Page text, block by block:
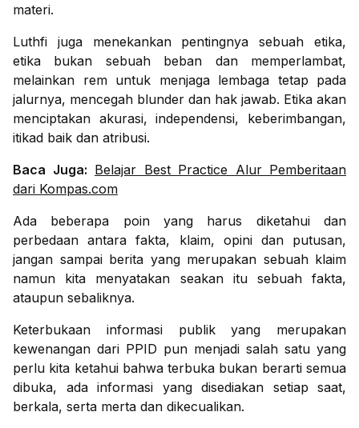
materi.
Luthfi juga menekankan pentingnya sebuah etika,
etika bukan sebuah beban dan memperlambat,
melainkan rem untuk menjaga lembaga tetap pada
jalurnya, mencegah blunder dan hak jawab. Etika akan
menciptakan akurasi, independensi, keberimbangan,
itikad baik dan atribusi.
Baca Juga: Belajar Best Practice Alur Pemberitaan
dari Kompas.com
Ada beberapa poin yang harus diketahui dan
perbedaan antara fakta, klaim, opini dan putusan,
jangan sampai berita yang merupakan sebuah klaim
namun kita menyatakan seakan itu sebuah fakta,
ataupun sebaliknya.
Keterbukaan informasi publik yang merupakan
kewenangan dari PPID pun menjadi salah satu yang
perlu kita ketahui bahwa terbuka bukan berarti semua
dibuka, ada informasi yang disediakan setiap saat,
berkala, serta merta dan dikecualikan.